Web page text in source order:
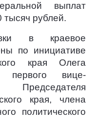
выплат
тысяч рублей.
в краевое
по инициативе
края Олега
вице-
края, члена
политического